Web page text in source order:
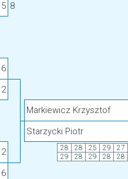
5 8
6
2
Markiewicz Krzysztof
Starzycki Piotr
2 28 28 25 29
27
29
28 29 28 28
6